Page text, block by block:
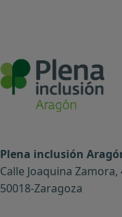
Plena inclusión
Calle Joaquina Zamora,
50018-Zaragoza